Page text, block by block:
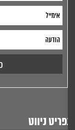
ניווט